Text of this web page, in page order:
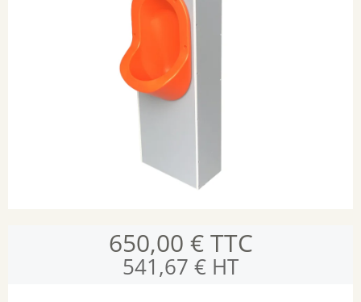
650,00 € TTC
541,67 € HT